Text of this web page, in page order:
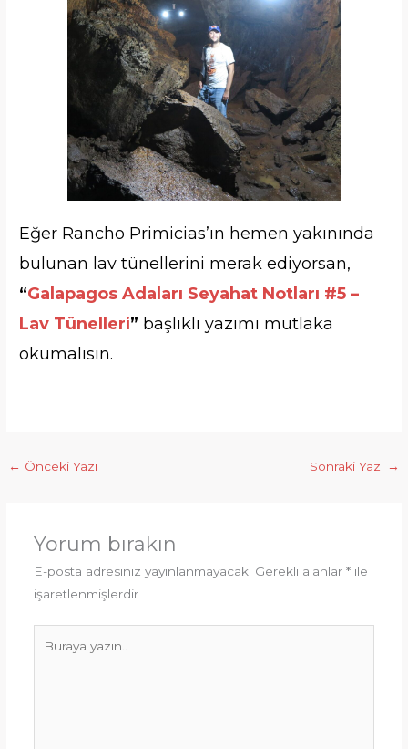
Eğer Rancho Primicias’ın hemen yakınında
bulunan lav tünellerini merak ediyorsan,
“Galapagos Adaları Seyahat Notları #5 –
Lav Tünelleri” başlıklı yazımı mutlaka
okumalısın.
← Önceki Yazı Sonraki Yazı →
Yorum bırakın
E-posta adresiniz yayınlanmayacak. Gerekli alanlar *ile
işaretlenmişlerdir